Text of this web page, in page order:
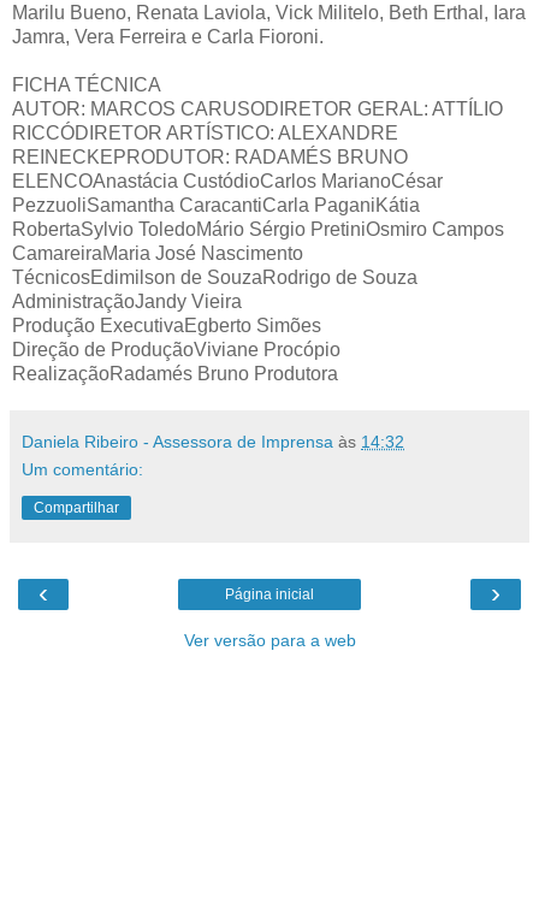
Marilu Bueno, Renata Laviola, Vick Militelo, Beth Erthal, Iara
Jamra, Vera Ferreira e Carla Fioroni.
FICHA TÉCNICA
AUTOR: MARCOS CARUSODIRETOR GERAL: ATTÍLIO
RICCÓDIRETOR ARTÍSTICO: ALEXANDRE
REINECKEPRODUTOR: RADAMÉS BRUNO
ELENCOAnastácia CustódioCarlos MarianoCésar
PezzuoliSamantha CaracantiCarla PaganiKátia
RobertaSylvio ToledoMário Sérgio PretiniOsmiro Campos
CamareiraMaria José Nascimento
TécnicosEdimilson de SouzaRodrigo de Souza
AdministraçãoJandy Vieira
Produção ExecutivaEgberto Simões
Direção de ProduçãoViviane Procópio
RealizaçãoRadamés Bruno Produtora
Daniela Ribeiro - Assessora de Imprensa às 14:32
Um comentário:
Compartilhar
‹ ›
Página inicial
Ver versão para a web